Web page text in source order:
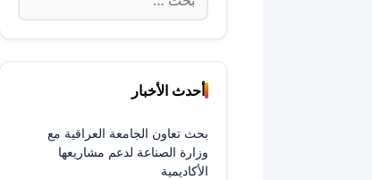
عن:
أحدث الأخبار
بحث تعاون الجامعة العراقية مع
وزارة الصناعة لدعم مشاريعها
الأكاديمية